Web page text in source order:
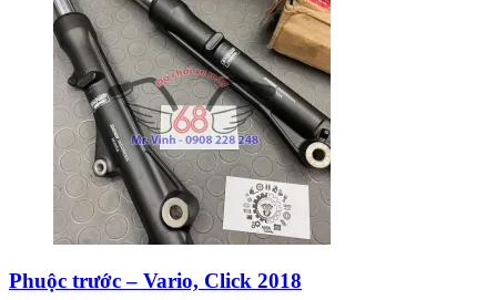
Phuộc trước – Vario, Click 2018